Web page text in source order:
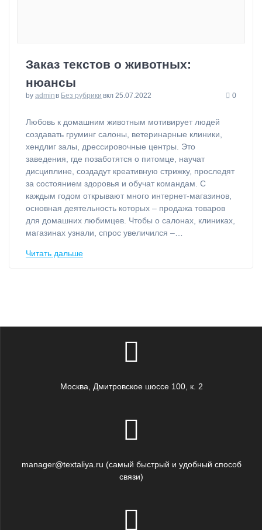
Заказ текстов о животных:
нюансы
by adminв Без рубрики вкл 25.07.2022 0
⁠Любовь к домашним животным мотивирует людей
создавать груминг салоны, ветеринарные клиники,
хендлиг залы, дрессировочные центры. Это
заведения, где позаботятся о питомце, научат
дисциплине, создадут креативную стрижку, проследят
за состоянием здоровья и обучат командам. С
каждым годом открывают много интернет-магазинов,
основная деятельность которых – продажа товаров
для домашних любимцев. Чтобы о салонах, клиниках,
магазинах узнали, спрос увеличился –…
Читать дальше
Москва, Дмитровское шоссе 100, к. 2
manager@textaliya.ru (самый быстрый и удобный способ
связи)